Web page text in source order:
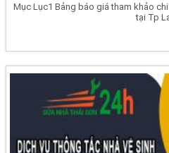
Mục Lục1 Bảng báo giá tham khảo
tại Tp